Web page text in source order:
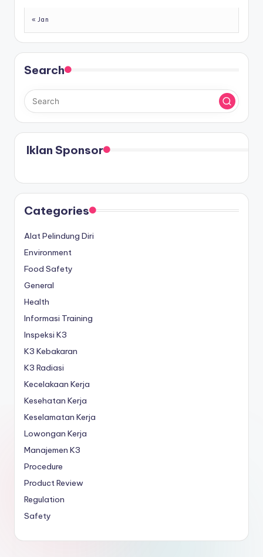
« Jan
Search
Iklan Sponsor
Categories
Alat Pelindung Diri
Environment
Food Safety
General
Health
Informasi Training
Inspeksi K3
K3 Kebakaran
K3 Radiasi
Kecelakaan Kerja
Kesehatan Kerja
Keselamatan Kerja
Lowongan Kerja
Manajemen K3
Procedure
Product Review
Regulation
Safety